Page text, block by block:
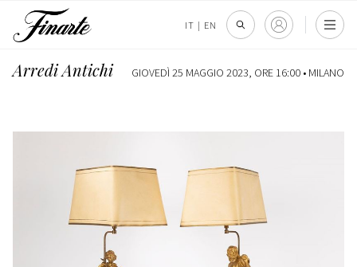
IT | EN
Arredi Antichi GIOVEDÌ 25 MAGGIO 2023, ORE 16:00 • MILANO